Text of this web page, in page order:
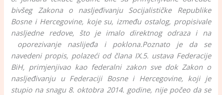
bivšeg Zakona o nasljeđivanju Socijalističke Republike
Bosne i Hercegovine, koje su, između ostalog, propisivale
nasljedne redove, što je imalo direktnog odraza i na
oporezivanje naslijeđa i poklona.Poznato je da se
navedeni propis, polazeći od člana IX.5. ustava Federacije
BiH, primjenjivao kao federalni zakon sve dok Zakon o
nasljeđivanju u Federaciji Bosne i Hercegovine, koji je
stupio na snagu 8. oktobra 2014. godine, nije počeo da se